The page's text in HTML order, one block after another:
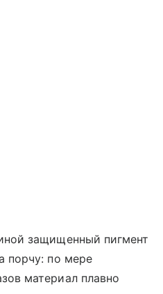
защищенный пигмент
порчу: по мере
материал плавно